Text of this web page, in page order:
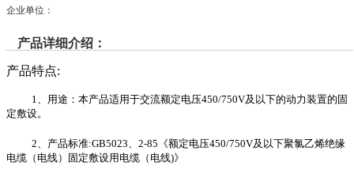
企业单位：
产品详细介绍：
产品特点:
1、用途：本产品适用于交流额定电压450/750V及以下的动力装置的固
定敷设。
2、产品标准:GB5023、2-85《额定电压450/750V及以下聚氯乙烯绝缘
电缆（电线）固定敷设用电缆（电线)》